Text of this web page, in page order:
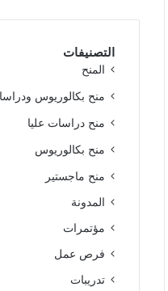
التصنيفات
المنح
منح بكالوريوس
منح دراسات عليا
منح بكالوريوس
منح ماجستير
المدونة
مؤتمرات
فرص عمل
تدريبات